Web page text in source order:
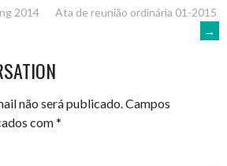
2014
Ata de reunião ordinária 01-2015
→
não será publicado.Campos
com*